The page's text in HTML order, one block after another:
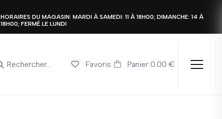
HORAIRES DU MAGASIN: MARDI À SAMEDI: 11 À 18H00; DIMANCHE: 14 À
18H00; FERMÉ LE LUNDI
Favoris Panier 0.00 €